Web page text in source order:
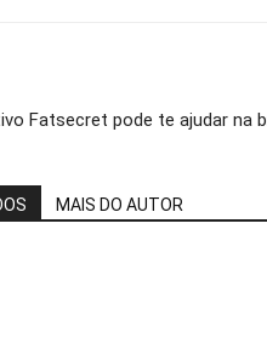
Fatsecret pode te ajudar na
MAIS DO AUTOR